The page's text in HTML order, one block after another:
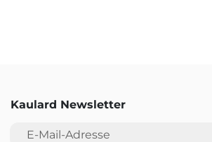
Kaulard Newsletter
E-Mail-Adresse